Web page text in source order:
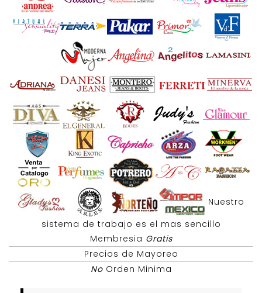
Nuestro
sistema de trabajo es el mas sencillo
Membresia Gratis
Precios de Mayoreo
NoOrden Minima